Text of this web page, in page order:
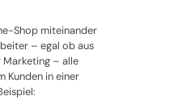
Shop miteinander
– egal ob aus
– alle
Kunden in einer